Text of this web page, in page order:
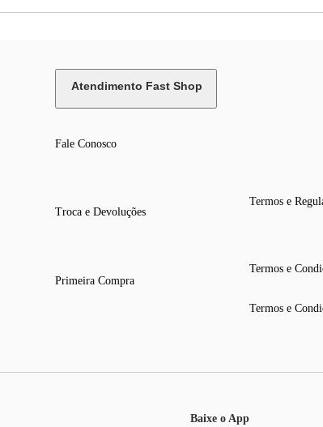
Atendimento Fast Shop
Fale Conosco
Troca e Devoluções
Primeira Compra
Termos e
Termos e
Termos e
Baixe o App